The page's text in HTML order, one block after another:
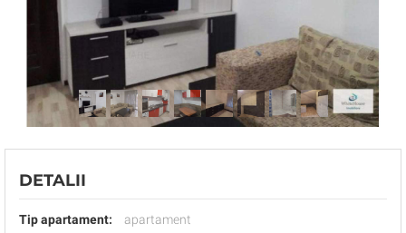
DETALII
Tip apartament:
apartament